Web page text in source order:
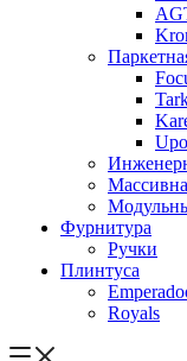
Фурнитура
Ручки
Плинтуса
Royals